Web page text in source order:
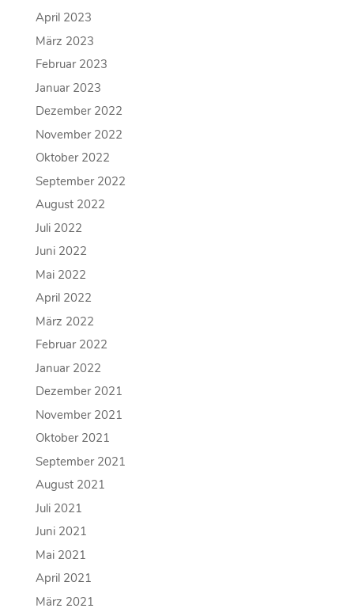
April 2023
März 2023
Februar 2023
Januar 2023
Dezember 2022
November 2022
Oktober 2022
September 2022
August 2022
Juli 2022
Juni 2022
Mai 2022
April 2022
März 2022
Februar 2022
Januar 2022
Dezember 2021
November 2021
Oktober 2021
September 2021
August 2021
Juli 2021
Juni 2021
Mai 2021
April 2021
März 2021